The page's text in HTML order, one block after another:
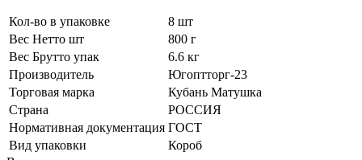
Кол-во в упаковке
8 шт
Вес Нетто шт
800 г
Вес Брутто упак
6.6 кг
Производитель
Югоптторг-23
Торговая марка
Кубань Матушка
Страна
РОССИЯ
Нормативная документация ГОСТ
Вид упаковки
Короб